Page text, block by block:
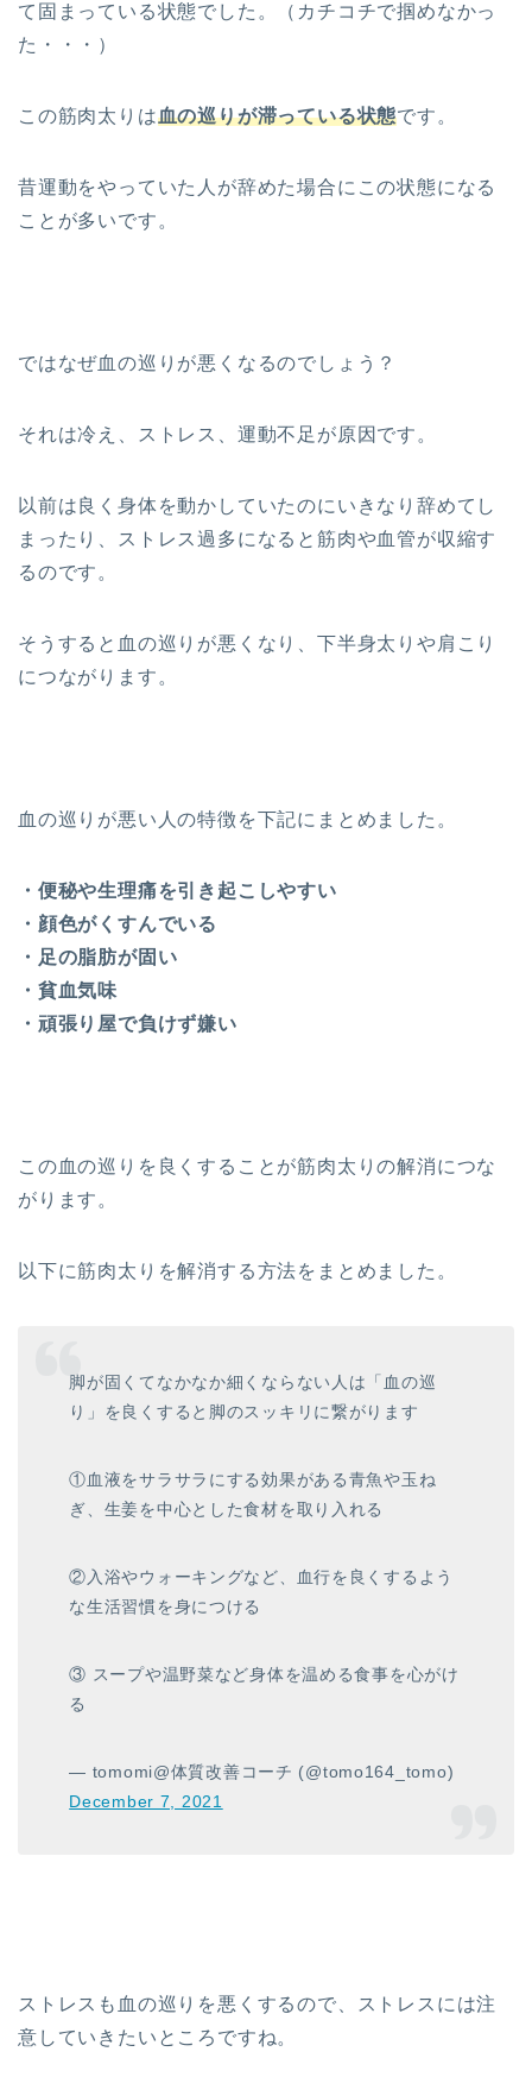
て固まっている状態でした。（カチコチで掴めなかっ
た・・・）
この筋肉太りは血の巡りが滞っている状態です。
昔運動をやっていた人が辞めた場合にこの状態になる
ことが多いです。
ではなぜ血の巡りが悪くなるのでしょう？
それは冷え、ストレス、運動不足が原因です。
以前は良く身体を動かしていたのにいきなり辞めてし
まったり、ストレス過多になると筋肉や血管が収縮す
るのです。
そうすると血の巡りが悪くなり、下半身太りや肩こり
につながります。
血の巡りが悪い人の特徴を下記にまとめました。
・便秘や生理痛を引き起こしやすい
・顔色がくすんでいる
・足の脂肪が固い
・貧血気味
・頑張り屋で負けず嫌い
この血の巡りを良くすることが筋肉太りの解消につな
がります。
以下に筋肉太りを解消する方法をまとめました。
脚が固くてなかなか細くならない人は「血の巡
り」を良くすると脚のスッキリに繋がります
①血液をサラサラにする効果がある青魚や玉ね
ぎ、生姜を中心とした食材を取り入れる
②入浴やウォーキングなど、血行を良くするよう
な生活習慣を身につける
③ スープや温野菜など身体を温める食事を心がけ
る
— tomomi@体質改善コーチ (@tomo164_tomo)
December 7, 2021
ストレスも血の巡りを悪くするので、ストレスには注
意していきたいところですね。